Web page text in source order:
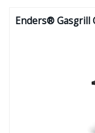
Enders® Gasgrill